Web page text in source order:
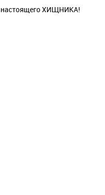
настоящего ХИЩНИКА!